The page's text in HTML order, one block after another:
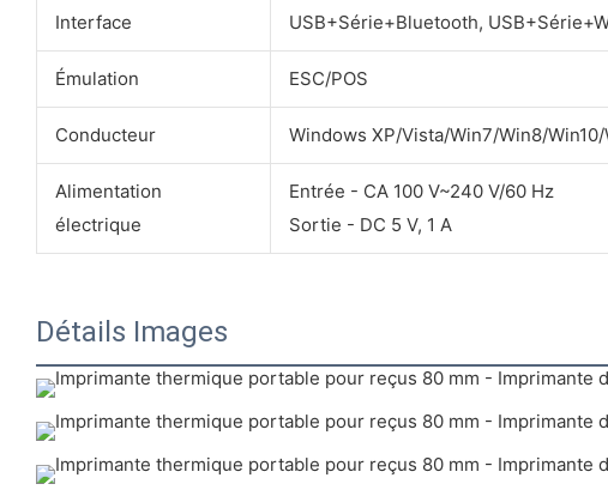
Interface USB+Série+Bluetooth,
Émulation ESC/POS
Conducteur Windows XP/Vista/Win7/Win8/
Alimentation
électrique
Entrée - CA 100 V~240 V/60 Hz
Sortie - DC 5 V, 1 A
Détails Images